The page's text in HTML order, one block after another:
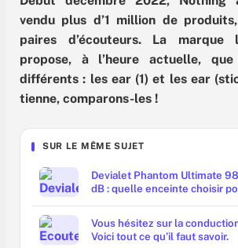
vendu plus d’1 million de
paires d’écouteurs. La marque
propose, à l’heure actuelle,
différents : les ear (1) et les ear
tienne, comparons-les !
SUR LE MÊME SUJET
Devialet Phantom Ultimate
dB : quelle enceinte choisir
Vous hésitez sur la
Voici tout ce qu’il faut savoir.